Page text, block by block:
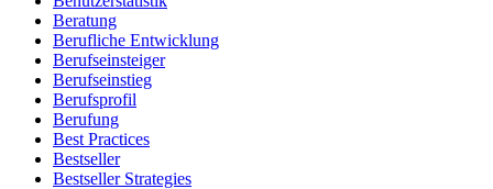
Beratung
Berufliche Entwicklung
Berufseinsteiger
Berufseinstieg
Berufsprofil
Berufung
Best Practices
Bestseller
Bestseller Strategies